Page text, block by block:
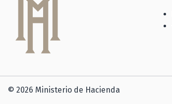
© 2026 Ministerio de Hacienda